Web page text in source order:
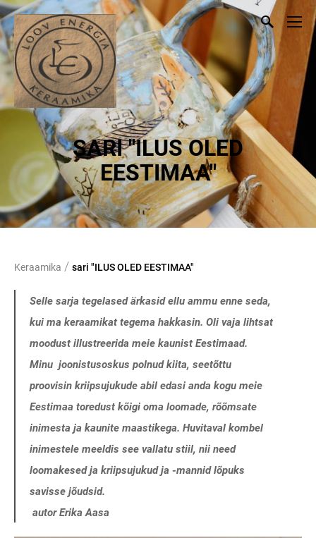
SARI "ILUS OLED
EESTIMAA"
Keraamika / sari "ILUS OLED EESTIMAA"
Selle sarja tegelased ärkasid ellu ammu enne seda,
kui ma keraamikat tegema hakkasin. Oli vaja lihtsat
moodust illustreerida meie kaunist Eestimaad.
Minu joonistusoskus polnud kiita, seetõttu
proovisin kriipsujukude abil edasi anda kogu meie
Eestimaa toredust kõigi oma loomade, rõõmsate
inimesta ja kaunite maastikega. Huvitaval kombel
inimestele meeldis see vallatu stiil, nii need
loomakesed ja kriipsujukud ja -mannid lõpuks
savisse jõudsid.
autor Erika Aasa